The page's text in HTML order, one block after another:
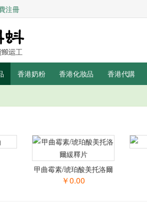
注冊
香港奶粉 香港化妝品 香港代購
甲曲霉素/琥珀酸美托洛爾
緩釋片
￥0.00